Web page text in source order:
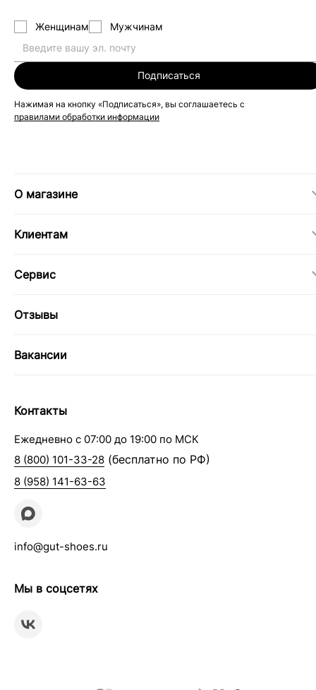
Женщинам Мужчинам
Подписаться
Нажимая на кнопку «Подписаться», вы соглашаетесь с
правилами обработки информации
О магазине
Клиентам
Сервис
Отзывы
Вакансии
Контакты
Ежедневно с 07:00 до 19:00 по МСК
8 (800) 101-33-28 (бесплатно по РФ)
8 (958) 141-63-63
info@gut-shoes.ru
Мы в соцсетях